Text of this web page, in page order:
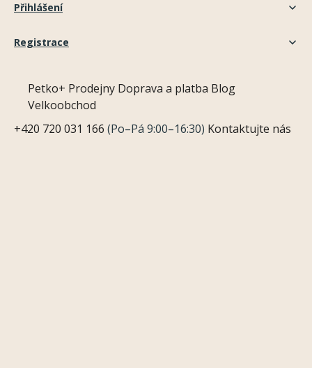
Přihlášení
Registrace
Petko+ Prodejny Doprava a platba Blog
Velkoobchod
+420 720 031 166 (Po–Pá 9:00–16:30) Kontaktujte nás